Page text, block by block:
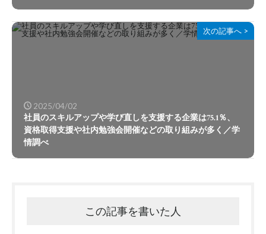
次の記事へ >
2025/04/02
社員のスキルアップや学び直しを支援する企業は75.1％、
資格取得支援や社内勉強会開催などの取り組みが多く／学
情調べ
この記事を書いた人